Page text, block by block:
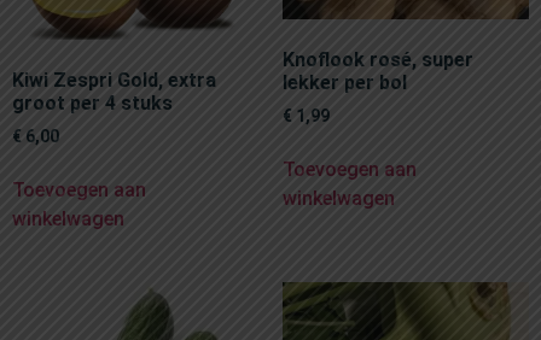
Kiwi Zespri Gold, extra
groot per 4 stuks
€ 6,00
Toevoegen aan
winkelwagen
Knoflook rosé, super
lekker per bol
€ 1,99
Toevoegen aan
winkelwagen